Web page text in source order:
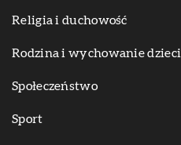
Religia i duchowość
Rodzina i wychowanie dzieci
Społeczeństwo
Sport